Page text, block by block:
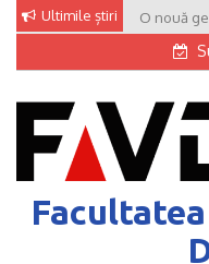
Skip
content
Ultimile știri O nouă